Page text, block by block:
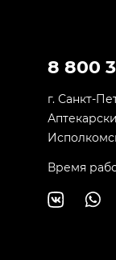
8 800
г. Санкт-
Время